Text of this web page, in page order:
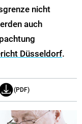
nicht
auch
Düsseldorf.
(PDF)